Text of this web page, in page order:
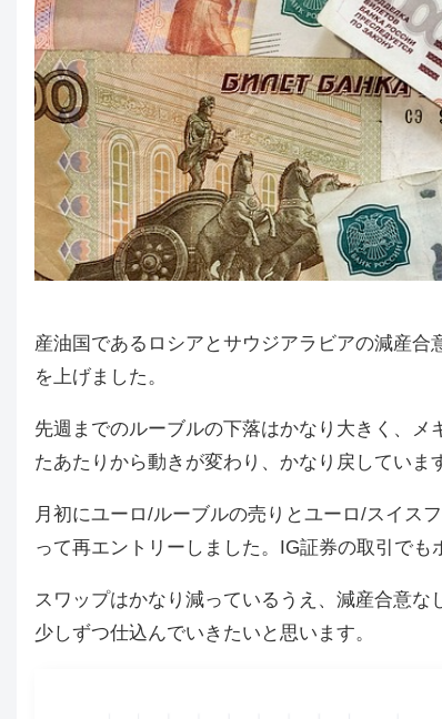
産油国であるロシアとサウジアラビアの減産
を上げました。
先週までのルーブルの下落はかなり大きく、
たあたりから動きが変わり、かなり戻していま
月初にユーロ/ルーブルの売りとユーロ/スイス
って再エントリーしました。IG証券の取引でも
スワップはかなり減っているうえ、減産合意
少しずつ仕込んでいきたいと思います。